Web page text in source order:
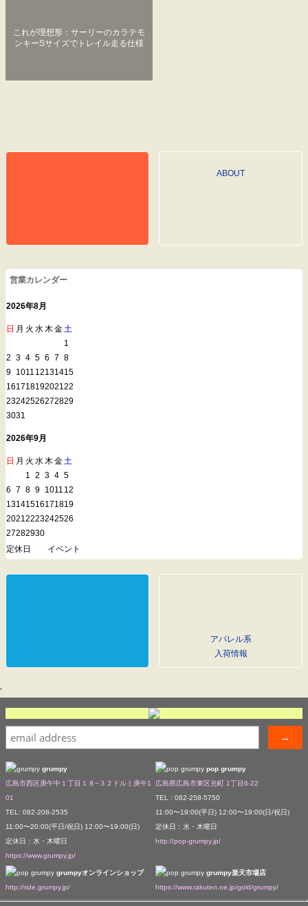
これが理想形：サーリーのカラテモ
ンキーSサイズでトレイル走る仕様
ABOUT
営業カレンダー
2026年8月
日 月 火 水木金土
1
2 3 4 5 6 7 8
9 1011 12131415
16171819202122
23242526272829
3031
2026年9月
日 月 火 水木金土
1 2 3 4 5
6 7 8 9 1011 12
13141516171819
20212223242526
27282930
定休日
イベント
アパレル系
入荷情報
grumpy
広島市西区庚午中１丁目１８−３２ドルミ庚午1
01
TEL: 082-208-2535
11:00〜20:00(平日/祝日) 12:00〜19:00(日)
定休日：水・木曜日
https://www.grumpy.jp/
pop grumpy
広島県広島市東区光町 1丁目6-22
TEL : 082-258-5750
11:00〜19:00(平日) 12:00〜19:00(日/祝日)
定休日：水・木曜日
http://pop-grumpy.jp/
grumpyオンラインショップ
http://ride.grumpy.jp/
grumpy楽天市場店
https://www.rakuten.ne.jp/gold/grumpy/